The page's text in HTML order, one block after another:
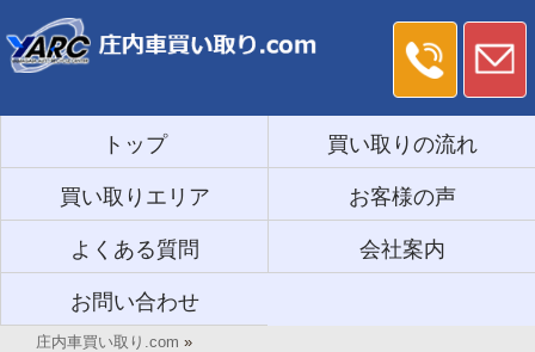
トップ 買い取りの流れ
買い取りエリア お客様の声
よくある質問 会社案内
お問い合わせ
庄内車買い取り.com »